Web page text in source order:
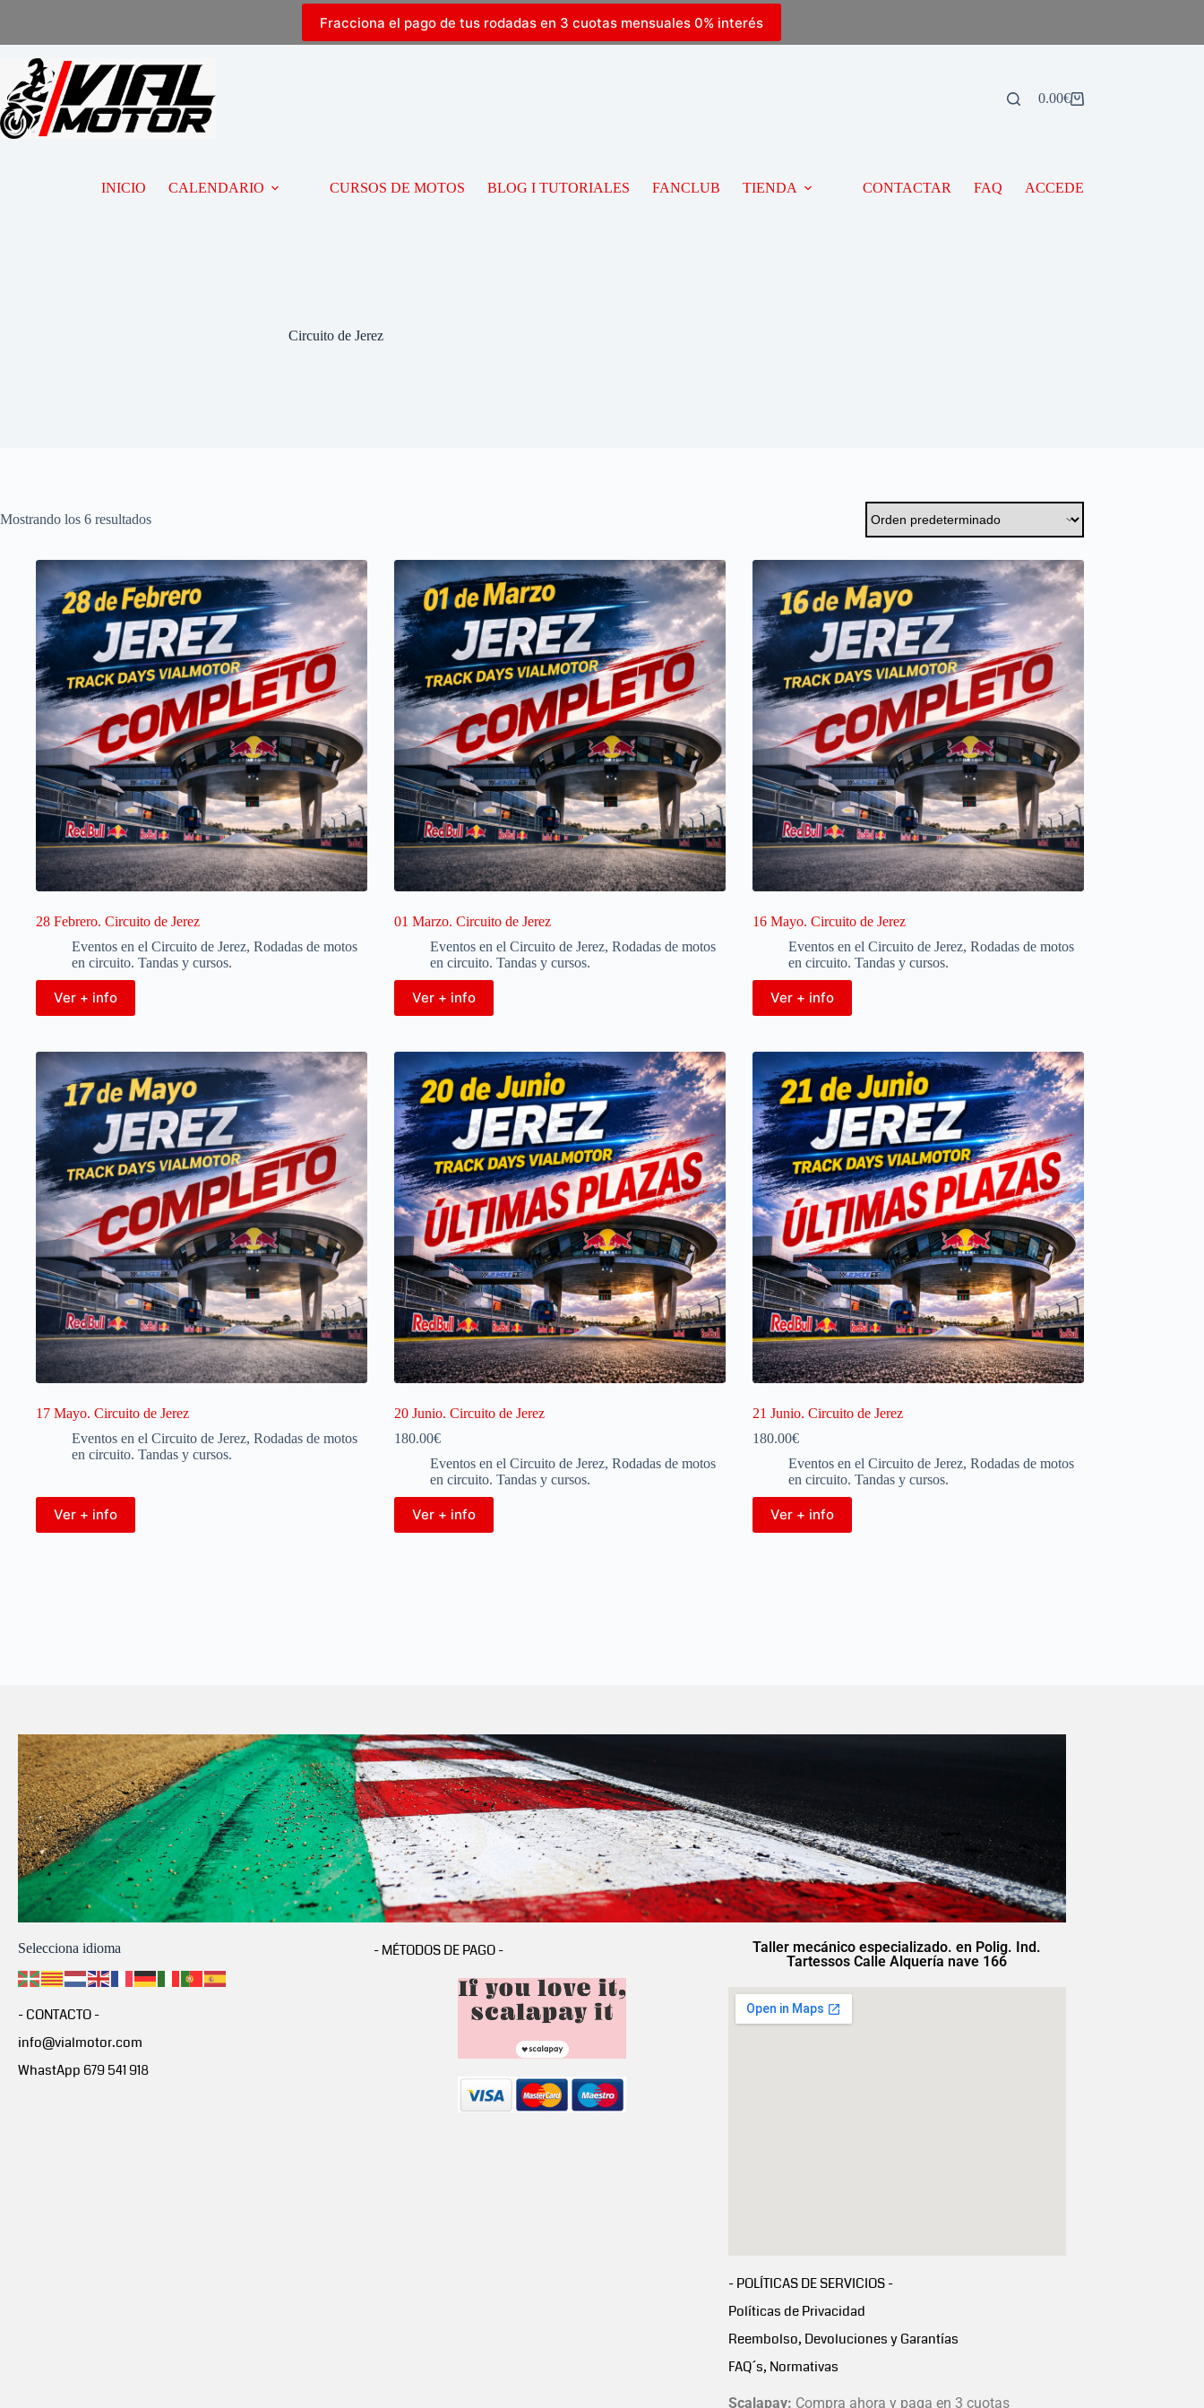
Fracciona el pago de tus rodadas en 3 cuotas mensuales 0% interés
0.00€
INICIO CALENDARIO CURSOS DE MOTOS BLOG I TUTORIALES FANCLUB TIENDA CONTACTAR FAQ ACCEDE
Circuito de Jerez
Mostrando los 6 resultados
28 Febrero. Circuito de Jerez
Eventos en el Circuito de Jerez, Rodadas de motos
en circuito. Tandas y cursos.
Ver + info
01 Marzo. Circuito de Jerez
Eventos en el Circuito de Jerez, Rodadas de motos
en circuito. Tandas y cursos.
Ver + info
16 Mayo. Circuito de Jerez
Eventos en el Circuito de Jerez, Rodadas de motos
en circuito. Tandas y cursos.
Ver + info
17 Mayo. Circuito de Jerez
Eventos en el Circuito de Jerez, Rodadas de motos
en circuito. Tandas y cursos.
Ver + info
20 Junio. Circuito de Jerez
180.00€
Eventos en el Circuito de Jerez, Rodadas de motos
en circuito. Tandas y cursos.
Ver + info
21 Junio. Circuito de Jerez
180.00€
Eventos en el Circuito de Jerez, Rodadas de motos
en circuito. Tandas y cursos.
Ver + info
Selecciona idioma
- CONTACTO -
info@vialmotor.com
WhastApp 679 541 918
- MÉTODOS DE PAGO -
Taller mecánico especializado. en Polig. Ind.
Tartessos Calle Alquería nave 166
- POLÍTICAS DE SERVICIOS -
Políticas de Privacidad
Reembolso, Devoluciones y Garantías
FAQ´s, Normativas
Scalapay: Compra ahora y paga en 3 cuotas